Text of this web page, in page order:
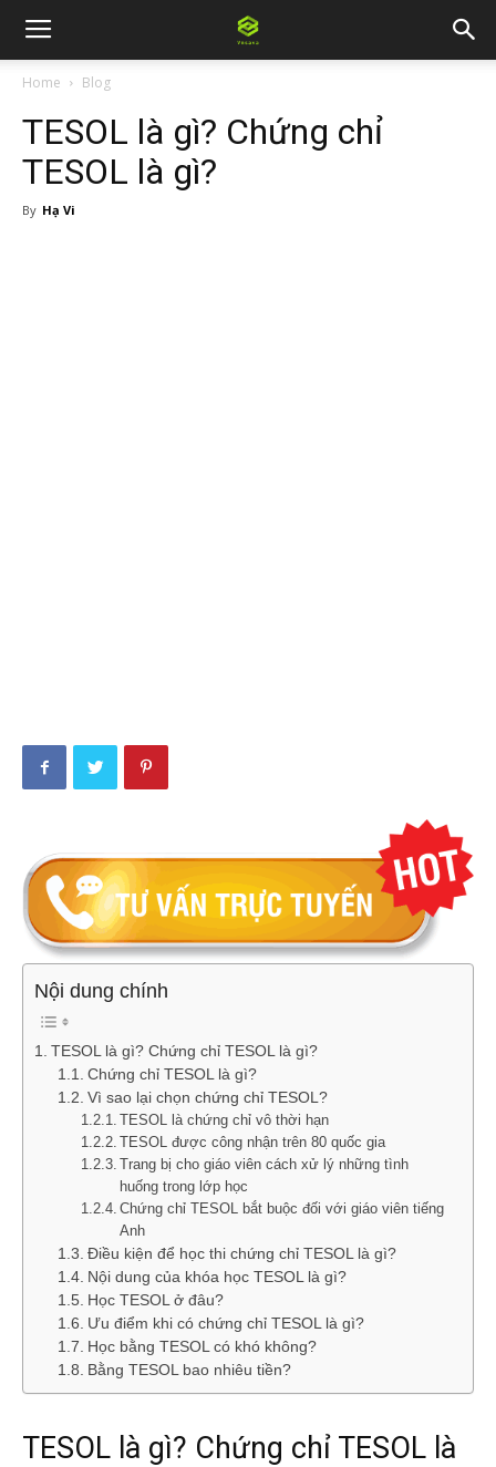
Home Blog
TESOL là gì? Chứng chỉ
TESOL là gì?
By Hạ Vi
Nội dung chính
TESOL là gì? Chứng chỉ TESOL là gì?
Chứng chỉ TESOL là gì?
Vì sao lại chọn chứng chỉ TESOL?
TESOL là chứng chỉ vô thời hạn
TESOL được công nhận trên 80 quốc gia
Trang bị cho giáo viên cách xử lý những tình
huống trong lớp học
Chứng chỉ TESOL bắt buộc đối với giáo viên tiếng
Anh
Điều kiện để học thi chứng chỉ TESOL là gì?
Nội dung của khóa học TESOL là gì?
Học TESOL ở đâu?
Ưu điểm khi có chứng chỉ TESOL là gì?
Học bằng TESOL có khó không?
Bằng TESOL bao nhiêu tiền?
TESOL là gì? Chứng chỉ TESOL là